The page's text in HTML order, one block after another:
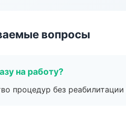
вопросы
на работу?
процедур без